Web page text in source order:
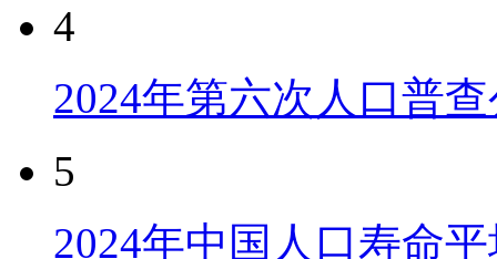
4
2024年第六次人口普
5
2024年中国人口寿命